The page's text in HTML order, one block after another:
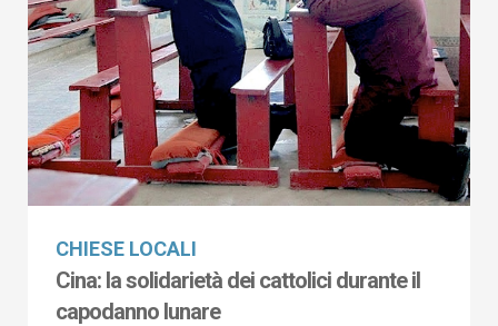
CHIESE LOCALI
Cina: la solidarietà dei cattolici durante il
capodanno lunare